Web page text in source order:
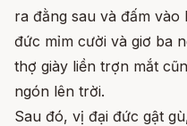
ra đằng sau và đấm vào
đức mỉm cười và giơ ba
thợ giày liền trợn mắt
ngón lên trời.
Sau đó, vị đại đức gật